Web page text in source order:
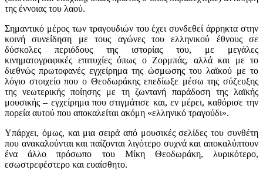
της έννοιας του λαού.
Σημαντικό μέρος των τραγουδιών του έχει συνδεθεί άρρηκτα στην
κοινή συνείδηση με τους αγώνες του ελληνικού έθνους σε
δύσκολες περιόδους της ιστορίας του, με μεγάλες
κινηματογραφικές επιτυχίες όπως ο Ζορμπάς, αλλά και με το
διεθνώς πρωτοφανές εγχείρημα της ώσμωσης του λαϊκού με το
λόγιο στοιχείο που ο Θεοδωράκης επεδίωξε μέσω της σύζευξης
της νεωτερικής ποίησης με τη ζωντανή παράδοση της λαϊκής
μουσικής – εγχείρημα που στιγμάτισε και, εν μέρει, καθόρισε την
πορεία αυτού που αποκαλείται ακόμη «ελληνικό τραγούδι».
Υπάρχει, όμως, και μια σειρά από μουσικές σελίδες του συνθέτη
που ανακαλούνται και παίζονται λιγότερο συχνά και αποκαλύπτουν
ένα άλλο πρόσωπο του Μίκη Θεοδωράκη, λυρικότερο,
εσωστρεφέστερο και ευαίσθητο.